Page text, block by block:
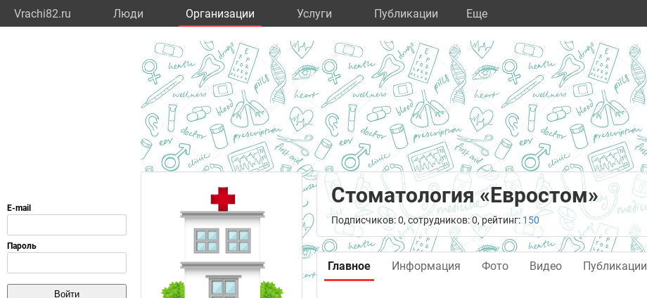
Vrachi82.ru Люди Организации Услуги Публикации Eще
Стоматология «Евростом»
Подписчиков: 0, сотрудников: 0, рейтинг: 150
Главное Информация Фото Видео Публикации